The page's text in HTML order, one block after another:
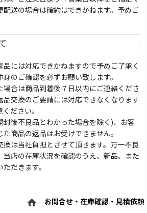
配送の場合は確約はできかねます。予めご
品には対応できかねますので予めご了承く
のご確認を必ずお願い致します。
場合は商品到着後７日以内にご連絡くださ
品交換のご要請には対応できなくなります
ださい。
封後不良品とわかった場合を除く)、お客
商品の返品はお受けできません。
換は当社負担とさせて頂きます。万一不良
当店の在庫状況を確認のうえ、新品、また
だきます。
お問合せ・在庫確認・見積依頼